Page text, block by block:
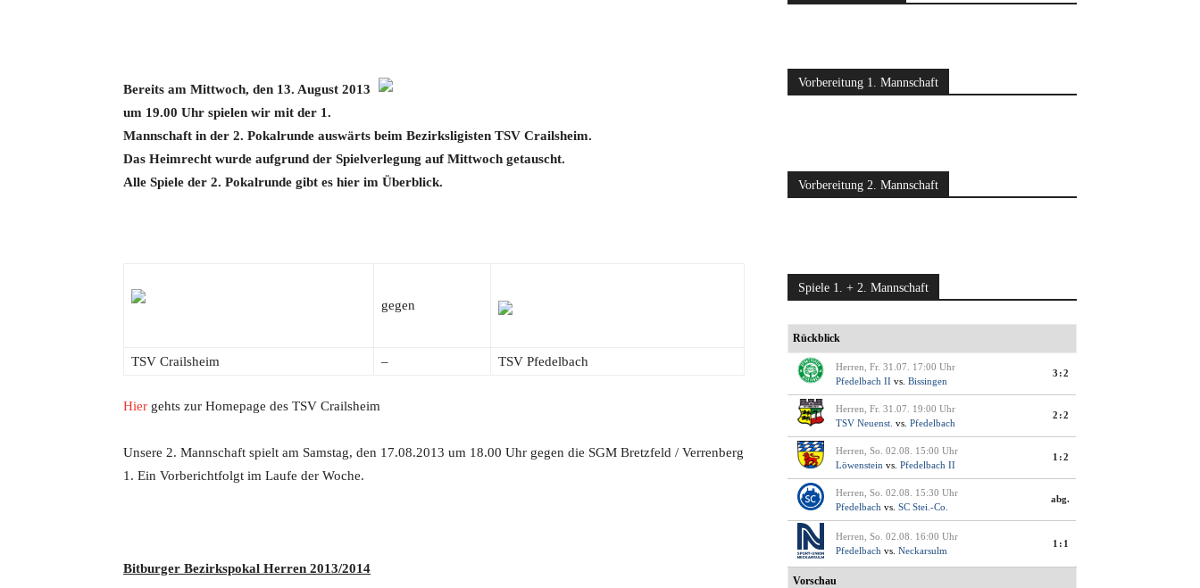
Bereits am Mittwoch, den 13. August 2013
um 19.00 Uhr spielen wir mit der 1.
Mannschaft in der 2. Pokalrunde auswärts beim Bezirksligisten TSV Crailsheim.
Das Heimrecht wurde aufgrund der Spielverlegung auf Mittwoch getauscht.
Alle Spiele der 2. Pokalrunde gibt es hier im Überblick.
gegen
TSV Crailsheim – TSV Pfedelbach
Hier gehts zur Homepage des TSV Crailsheim
Unsere 2. Mannschaft spielt am Samstag, den 17.08.2013 um 18.00 Uhr gegen die SGM Bretzfeld / Verrenberg
1. Ein Vorberichtfolgt im Laufe der Woche.
Bitburger Bezirkspokal Herren 2013/2014
Vorbereitung 1. Mannschaft
Vorbereitung 2. Mannschaft
Spiele 1. + 2. Mannschaft
Rückblick
Herren, Fr. 31.07. 17:00 Uhr
Pfedelbach II vs. Bissingen
3:2
Herren, Fr. 31.07. 19:00 Uhr
TSV Neuenst. vs. Pfedelbach
2:2
Herren, So. 02.08. 15:00 Uhr
Löwenstein vs. Pfedelbach II
1:2
Herren, So. 02.08. 15:30 Uhr
Pfedelbach vs. SC Stei.-Co.
abg.
Herren, So. 02.08. 16:00 Uhr
Pfedelbach vs. Neckarsulm
1:1
Vorschau